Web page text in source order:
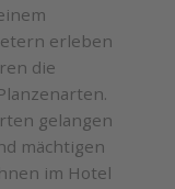
erleben
die
gelangen
mächtigen
im Hotel